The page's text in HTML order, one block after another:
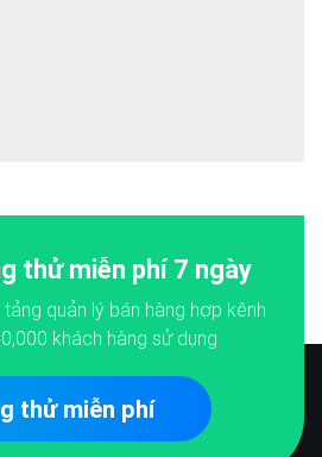
thử miễn phí 7 ngày
quản lý bán hàng hợp kênh
khách hàng sử dụng
thử miễn phí